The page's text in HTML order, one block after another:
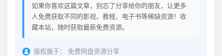
如果你喜欢这篇文章，别忘了分享给你的朋友，让更多
人免费获取不同的影视、教程、电子书等稀缺资源！收
藏本站，随时获取最新免费资源。
版权属于：
免费网盘资源分享